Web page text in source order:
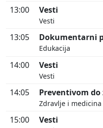
13:00 Vesti
Vesti
13:05 Dokumentarni
Edukacija
14:00 Vesti
Vesti
14:05 Preventivom
Zdravlje i medicina
15:00 Vesti